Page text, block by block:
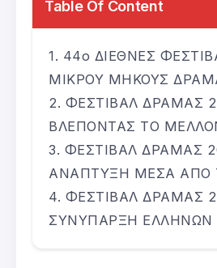
Table Of Content
44ο ΔΙΕΘΝΕΣ
ΜΙΚΡΟΥ ΜΗΚΟΥΣ
ΦΕΣΤΙΒΑΛ ΔΡΑΜΑΣ
ΒΛΕΠΟΝΤΑΣ ΤΟ
ΦΕΣΤΙΒΑΛ ΔΡΑΜΑΣ
ΑΝΑΠΤΥΞΗ ΜΕΣΑ ΑΠΟ
ΦΕΣΤΙΒΑΛ ΔΡΑΜΑΣ
ΣΥΝΥΠΑΡΞΗ ΕΛΛΗΝΩΝ